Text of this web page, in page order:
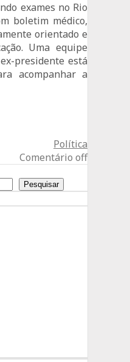
exames no Rio
boletim médico,
orientado e
Uma equipe
presidente está
acompanhar a
Política
Comentário off
Pesquisar